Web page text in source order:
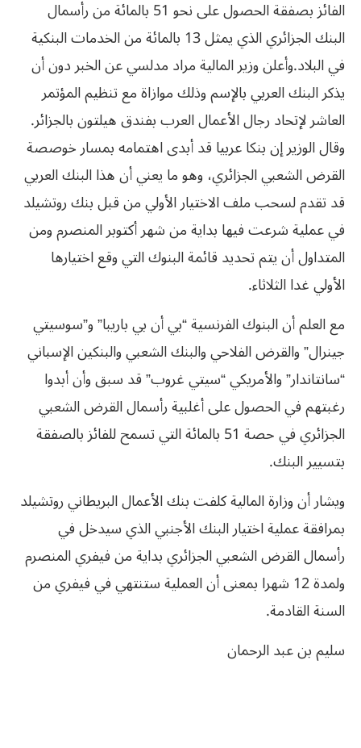
‬في‮ ‬البلاد‮.‬وأعلن وزير المالية مراد مدلسي عن الخبر دون أن
يذكر البنك العربي بالإسم وذلك موازاة مع تنظيم المؤتمر
العاشر لإتحاد رجال الأعمال العرب بفندق هيلتون بالجزائر.
وقال الوزير إن بنكا عربيا قد أبدى اهتمامه بمسار خوصصة
القرض الشعبي الجزائري، وهو ما يعني أن هذا البنك العربي
قد تقدم لسحب ملف الاختيار الأولي من قبل بنك روتشيلد
في عملية شرعت فيها بداية من شهر أكتوبر المنصرم ومن
المتداول أن يتم تحديد قائمة البنوك التي وقع اختيارها
الأولي غدا الثلاثاء.
مع العلم أن البنوك الفرنسية “بي أن بي باريبا” و”سوسيتي
جينرال” والقرض الفلاحي والبنك الشعبي والبنكين الإسباني
“سانتاندار” والأمريكي “سيتي غروب” قد سبق وأن أبدوا
رغبتهم في الحصول على أغلبية رأسمال القرض الشعبي
الجزائري في حصة 51 بالمائة التي تسمح للفائز بالصفقة
بتسيير البنك.
ويشار أن وزارة المالية كلفت بنك الأعمال البريطاني روتشيلد
بمرافقة عملية اختيار البنك الأجنبي الذي سيدخل في
رأسمال القرض الشعبي الجزائري بداية من فيفري المنصرم
ولمدة 12 شهرا بمعنى أن العملية ستنتهي في فيفري من
السنة القادمة.
سليم‮ ‬بن‮ ‬عبد‮ ‬الرحمان